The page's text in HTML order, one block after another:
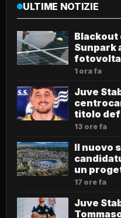
ULTIME NOTIZIE
Sunpark
1 ora fa
Juve
titolo
13 ore fa
Il nuovo
un
17 ore fa
Juve